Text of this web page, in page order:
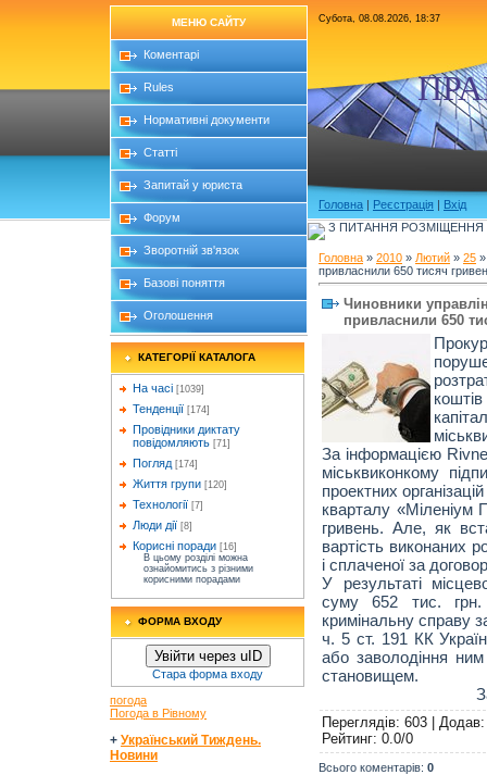
МЕНЮ САЙТУ
Коментарі
Rules
Нормативні документи
Статті
Запитай у юриста
Форум
Зворотній зв'язок
Базові поняття
Оголошення
КАТЕГОРІЇ КАТАЛОГА
На часі [1039]
Тенденції [174]
Провідники диктату
повідомляють [71]
Погляд [174]
Життя групи [120]
Технології [7]
Люди дії [8]
Корисні поради [16]
В цьому розділі можна
ознайомитись з різними
корисними порадами
ФОРМА ВХОДУ
Увійти через uID
Стара форма входу
погода
Погода в Рівному
+ Український Тиждень.
Новини
Субота, 08.08.2026, 18:37
Головна | Реєстрація | Вхід
З ПИТАННЯ РОЗМІЩЕННЯ
Головна » 2010 » Лютий » 25
привласнили 650 тисяч
Чиновники
привласнили 650
За інформацією
міськвиконкому
проектних
кварталу «Міленіум
гривень. Але, як
вартість виконаних
і сплаченої за
У результаті
суму 652 тис. грн.
кримінальну справу
ч. 5 ст. 191 КК
або заволодіння
становищем.
Переглядів: 603 | Додав
Рейтинг: 0.0/0
Всього коментарів: 0